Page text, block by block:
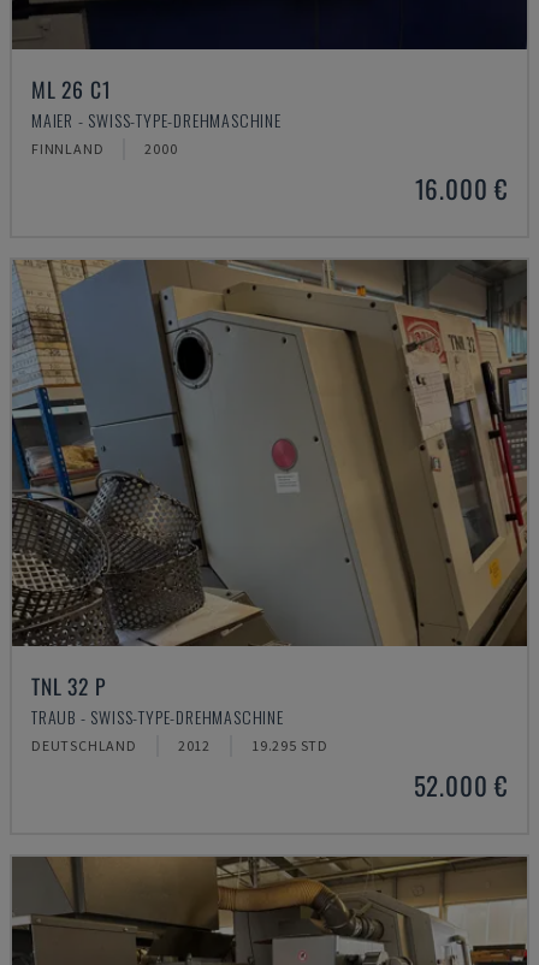
ML 26 C1
MAIER - SWISS-TYPE-DREHMASCHINE
FINNLAND 2000
16.000 €
TNL 32 P
TRAUB - SWISS-TYPE-DREHMASCHINE
DEUTSCHLAND 2012 19.295 STD
52.000 €